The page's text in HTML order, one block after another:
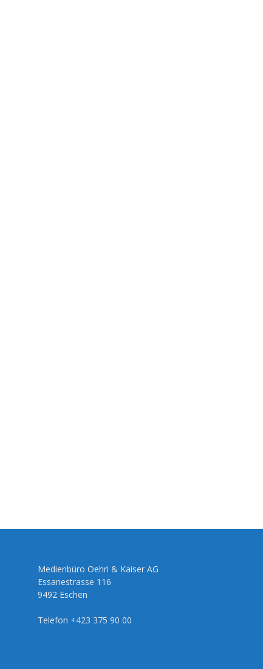
Medienbüro Oehri & Kaiser AG
Essanestrasse 116
9492 Eschen
Telefon +423 375 90 00